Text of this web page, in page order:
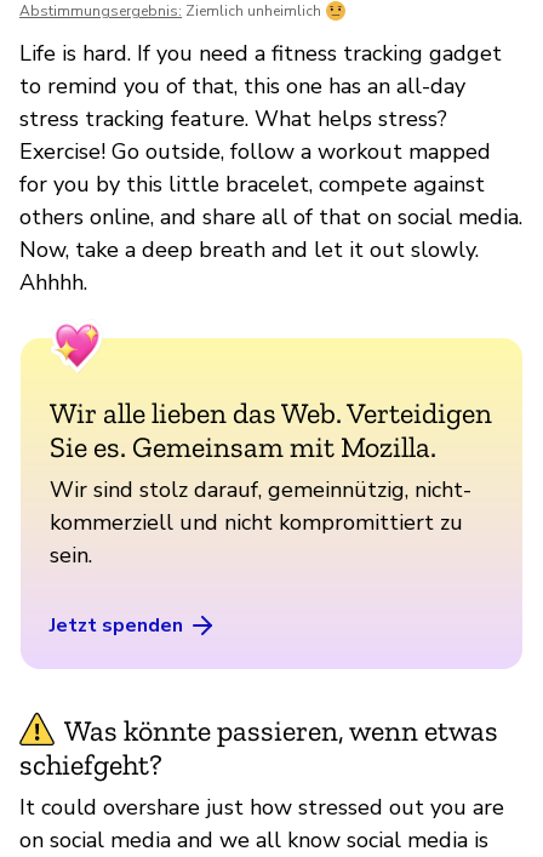
Abstimmungsergebnis: Ziemlich unheimlich
Life is hard. If you need a fitness tracking gadget
to remind you of that, this one has an all-day
stress tracking feature. What helps stress?
Exercise! Go outside, follow a workout mapped
for you by this little bracelet, compete against
others online, and share all of that on social media.
Now, take a deep breath and let it out slowly.
Ahhhh.
Wir alle lieben das Web. Verteidigen
Sie es. Gemeinsam mit Mozilla.
Wir sind stolz darauf, gemeinnützig, nicht-
kommerziell und nicht kompromittiert zu
sein.
Jetzt spenden
Was könnte passieren, wenn etwas
schiefgeht?
It could overshare just how stressed out you are
on social media and we all know social media is